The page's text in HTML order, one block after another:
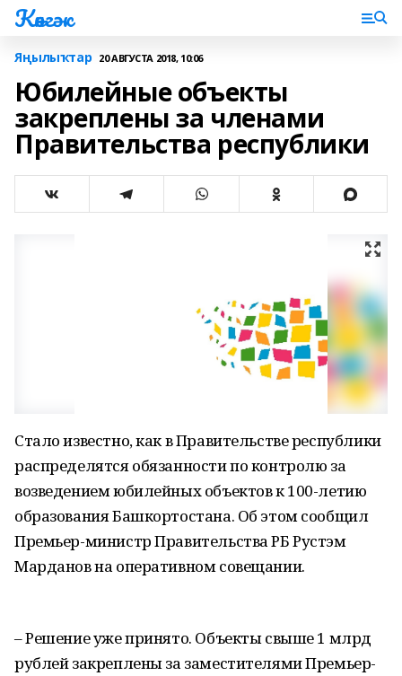
Көнгәк
Яңылыҡтар 20 АВГУСТА 2018, 10:06
Юбилейные объекты
закреплены за членами
Правительства республики
Стало известно, как в Правительстве республики
распределятся обязанности по контролю за
возведением юбилейных объектов к 100-летию
образования Башкортостана. Об этом сообщил
Премьер-министр Правительства РБ Рустэм
Марданов на оперативном совещании.
– Решение уже принято. Объекты свыше 1 млрд
рублей закреплены за заместителями Премьер-